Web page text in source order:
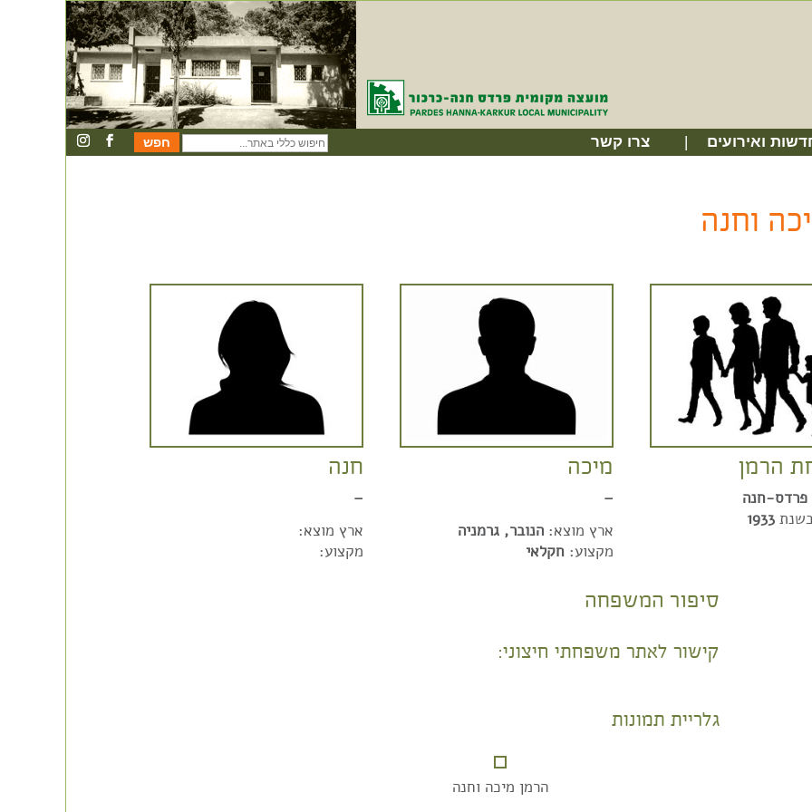
חיפוש
כללי
באתר
ואירועים צרו קשר
וחנה
הרמן
פרדס-חנה
1933
מיכה
–
ארץ מוצא: הנובר, גרמניה
מקצוע: חקלאי
חנה
–
ארץ מוצא:
מקצוע:
סיפור המשפחה
קישור לאתר משפחתי חיצוני:
גלריית תמונות
הרמן מיכה וחנה